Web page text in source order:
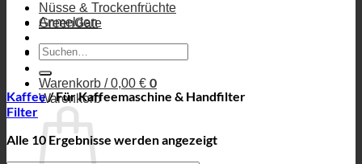
Anmelden
Warenkorb /0,00 € 0
Warenkorb
Nüsse & Trockenfrüchte
GreenGate
Suchen
nach:
Kaffee/Für Kaffeemaschine & Handfilter
Filter
Alle 10 Ergebnisse werden angezeigtNach